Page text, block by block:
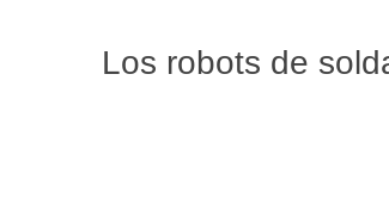
Los robots de